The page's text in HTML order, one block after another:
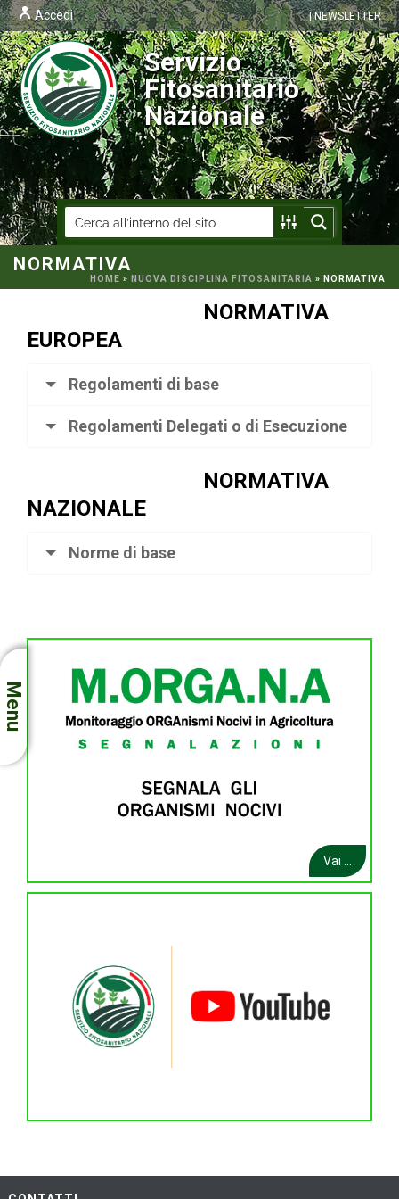
| NEWSLETTER
Accedi
Servizio
Fitosanitario
Nazionale
NORMATIVA
HOME » NUOVA DISCIPLINA FITOSANITARIA » NORMATIVA
Menu
NORMATIVA
EUROPEA
Regolamenti di base
Regolamenti Delegati o di Esecuzione
NORMATIVA
NAZIONALE
Norme di base
Vai ...